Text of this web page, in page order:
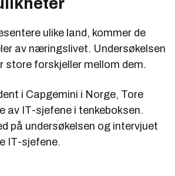
ulike land, kommer de
av næringslivet. Undersøkelsen
store forskjeller mellom dem.
i Capgemini i Norge, Tore
av IT-sjefene i tenkeboksen.
på undersøkelsen og intervjuet
IT-sjefene.